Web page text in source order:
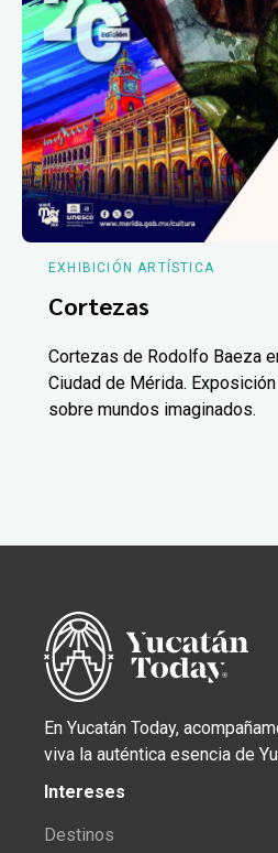
EXHIBICIÓN ARTÍSTICA
Cortezas
Cortezas de Rodolfo Baeza
Ciudad de Mérida.
sobre mundos imaginados.
En Yucatán Today,
viva la auténtica esencia de
Intereses
Destinos